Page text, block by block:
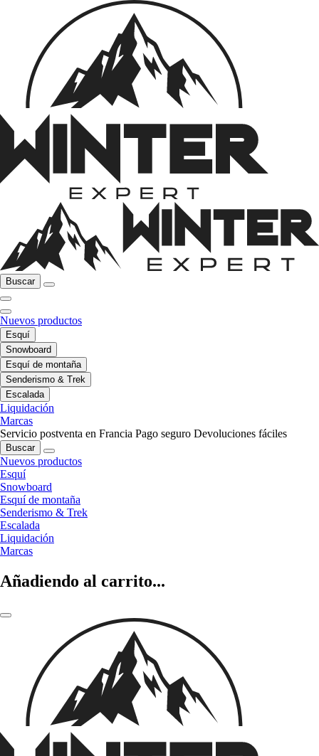
Buscar
Nuevos productos
Esquí
Snowboard
Esquí de montaña
Senderismo & Trek
Escalada
Liquidación
Marcas
Servicio postventa en Francia Pago seguro Devoluciones fáciles
Buscar
Nuevos productos
Esquí
Snowboard
Esquí de montaña
Senderismo & Trek
Escalada
Liquidación
Marcas
Añadiendo al carrito...